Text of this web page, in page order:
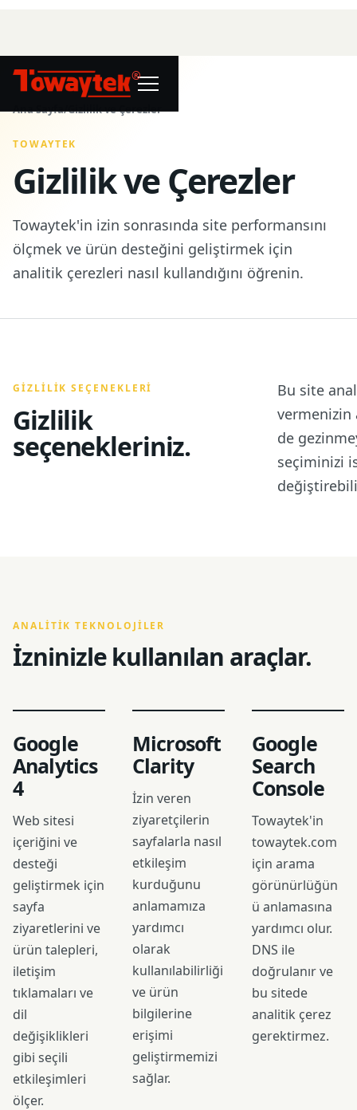
®
Ana Sayfa/Gizlilik ve Çerezler
TOWAYTEK
Gizlilik ve Çerezler
Towaytek'in izin sonrasında site performansını
ölçmek ve ürün desteğini geliştirmek için
analitik çerezleri nasıl kullandığını öğrenin.
GIZLILIK SEÇENEKLERI
Gizlilik
seçenekleriniz.
Bu site
vermenizin
de
seçiminizi
ANALITIK TEKNOLOJILER
İzninizle kullanılan araçlar.
Google
Analytics
4
Web sitesi
içeriğini ve
desteği
geliştirmek için
sayfa
ziyaretlerini ve
ürün talepleri,
iletişim
tıklamaları ve
dil
değişiklikleri
gibi seçili
etkileşimleri
ölçer.
Microsoft
Clarity
İzin veren
ziyaretçilerin
sayfalarla nasıl
etkileşim
kurduğunu
anlamamıza
yardımcı
olarak
kullanılabilirliği
ve ürün
bilgilerine
erişimi
geliştirmemizi
sağlar.
Google
Search
Console
Towaytek'in
towaytek.com
için arama
görünürlüğün
ü anlamasına
yardımcı olur.
DNS ile
doğrulanır ve
bu sitede
analitik çerez
gerektirmez.